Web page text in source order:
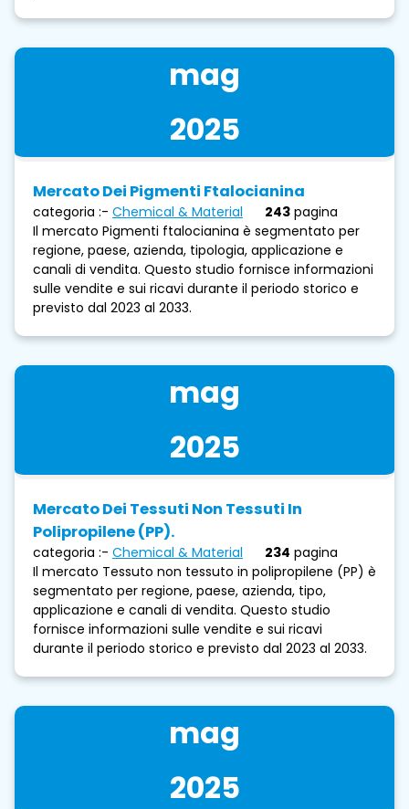
mag
2025
Mercato Dei Pigmenti Ftalocianina
categoria :- Chemical & Material 243 pagina
Il mercato Pigmenti ftalocianina è segmentato per
regione, paese, azienda, tipologia, applicazione e
canali di vendita. Questo studio fornisce informazioni
sulle vendite e sui ricavi durante il periodo storico e
previsto dal 2023 al 2033.
mag
2025
Mercato Dei Tessuti Non Tessuti In
Polipropilene (PP).
categoria :- Chemical & Material 234 pagina
Il mercato Tessuto non tessuto in polipropilene (PP) è
segmentato per regione, paese, azienda, tipo,
applicazione e canali di vendita. Questo studio
fornisce informazioni sulle vendite e sui ricavi
durante il periodo storico e previsto dal 2023 al 2033.
mag
2025